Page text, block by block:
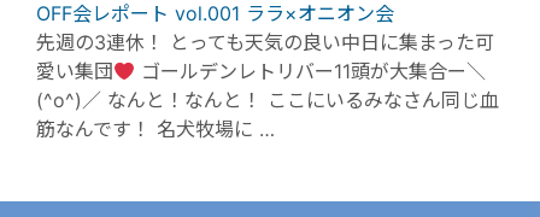
OFF会レポート vol.001 ララ×オニオン会
先週の3連休！ とっても天気の良い中日に集まった可
愛い集団
ゴールデンレトリバー11頭が大集合ー＼
(^o^)／ なんと！なんと！ ここにいるみなさん同じ血
筋なんです！ 名犬牧場に …